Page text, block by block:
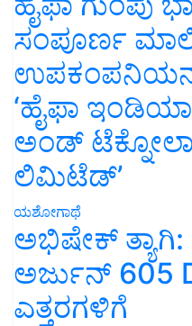
ಸಂಪೂರ್ಣ
‘ಹೈಫಾ
ಅಂಡ್
ಲಿಮಿಟೆಡ್’
ಯಶೋಗಾಥೆ
ಅಭಿಷೇಕ್ ತ್ಯಾಗಿ:
ಅರ್ಜುನ್ 605
ಎತ್ತರಗಳಿಗೆ